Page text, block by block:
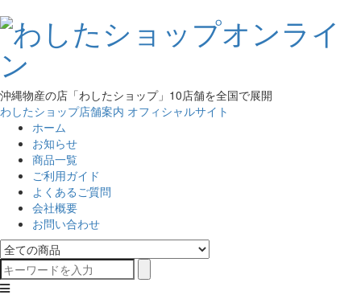
沖縄物産の店「わしたショップ」10店舗を全国で展開
わしたショップ店舗案内 オフィシャルサイト
ホーム
お知らせ
商品一覧
ご利用ガイド
よくあるご質問
会社概要
お問い合わせ